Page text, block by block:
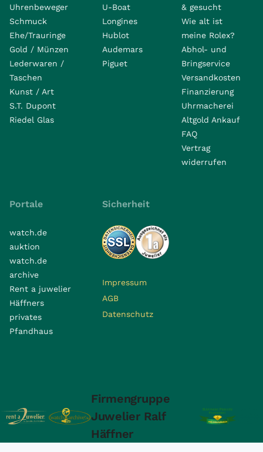
Uhrenbeweger
Schmuck
Ehe/Trauringe
Gold / Münzen
Lederwaren /
Taschen
Kunst / Art
S.T. Dupont
Riedel Glas
U-Boat
Longines
Hublot
Audemars
Piguet
& gesucht
Wie alt ist
meine Rolex?
Abhol- und
Bringservice
Versandkosten
Finanzierung
Uhrmacherei
Altgold Ankauf
FAQ
Vertrag
widerrufen
Portale
watch.de
auktion
watch.de
archive
Rent a juwelier
Häffners
privates
Pfandhaus
Sicherheit
Impressum
AGB
Datenschutz
Firmengruppe
Juwelier Ralf
Häffner